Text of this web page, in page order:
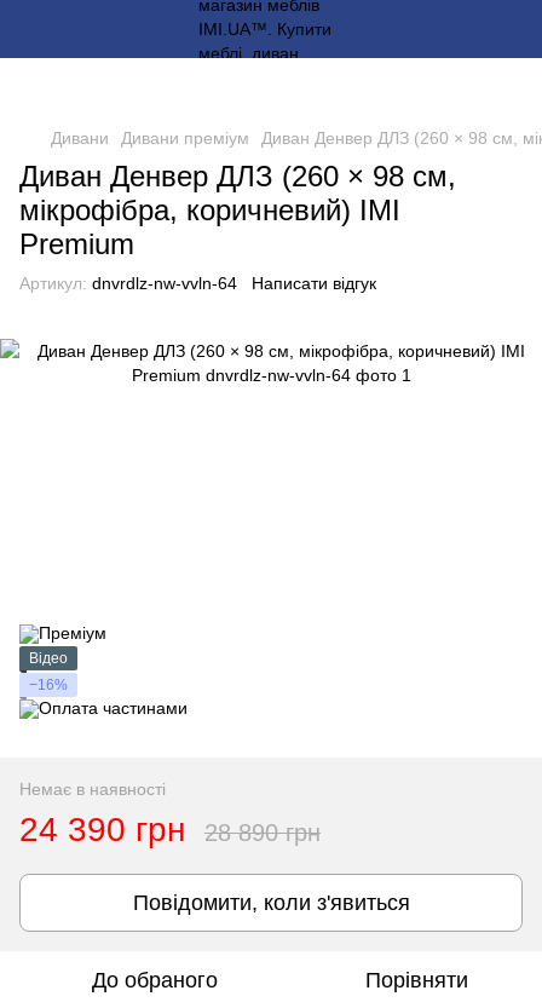
Дивани Дивани преміум Диван Денвер ДЛЗ (260 × 98 см,
Диван Денвер ДЛЗ (260 × 98 см,
мікрофібра, коричневий) IMI
Premium
Артикул: dnvrdlz-nw-vvln-64 Написати відгук
Відео
−16%
Немає в наявності
24 390 грн 28 890 грн
Повідомити, коли з'явиться
До обраного Порівняти